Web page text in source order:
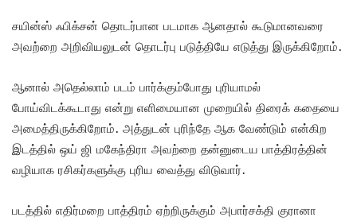
சயின்ஸ் ஃபிக்சன் தொடர்பான படமாக ஆனதால் கூடுமானவரை
அவற்றை அறிவியலுடன் தொடர்பு படுத்தியே எடுத்து இருக்கிறோம்.
ஆனால் அதெல்லாம் படம் பார்க்கும்போது புரியாமல்
போய்விடக்கூடாது என்று எளிமையான முறையில் திரைக் கதையை
அமைத்திருக்கிறோம். அத்துடன் புரிந்தே ஆக வேண்டும் என்கிற
இடத்தில் ஒய் ஜி மகேந்திரா அவற்றை தன்னுடைய பாத்திரத்தின்
வழியாக ரசிகர்களுக்கு புரிய வைத்து விடுவார்.
படத்தில் எதிர்மறை பாத்திரம் ஏற்றிருக்கும் அபார்சக்தி குரானா